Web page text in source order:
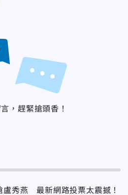
，趕緊搶頭香！
盧秀燕 最新網路投票太震撼！